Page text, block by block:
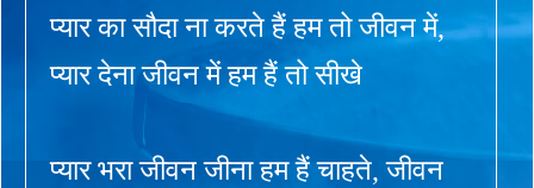
प्यार का सौदा ना करते हैं हम तो जीवन में,
प्यार देना जीवन में हम हैं तो सीखे
प्यार भरा जीवन जीना हम हैं चाहते, जीवन